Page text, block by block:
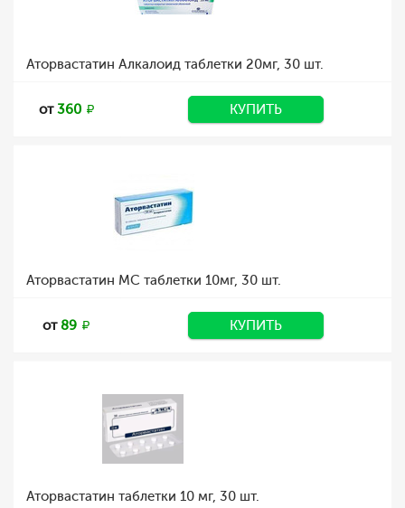
Аторвастатин Алкалоид таблетки 20мг, 30 шт.
от360 КУПИТЬ
Аторвастатин МС таблетки 10мг, 30 шт.
от89 КУПИТЬ
Аторвастатин таблетки 10 мг, 30 шт.